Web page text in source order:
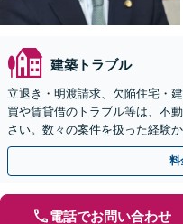
建築トラブル
立退き・明渡請求、欠陥住宅・
買や賃貸借のトラブル等は、不
さい。数々の案件を扱った経験
動します。【ビデオ面談可】【
料
電話でお問い合わせ